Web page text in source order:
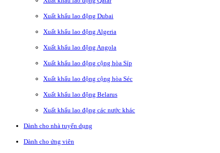
Xuất khẩu lao động Dubai
Xuất khẩu lao động Algeria
Xuất khẩu lao động Angola
Xuất khẩu lao động cộng hòa Síp
Xuất khẩu lao động cộng hòa Séc
Xuất khẩu lao động Belarus
Xuất khẩu lao động các nước khác
Dành cho nhà tuyển dụng
Dành cho ứng viên